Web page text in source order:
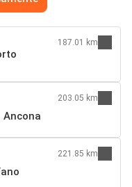
187.01 km
Ancona
203.05 km
221.85 km